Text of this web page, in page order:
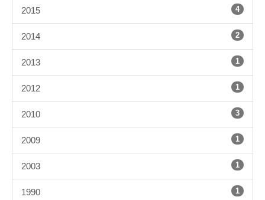
2015 4
2014 2
2013 1
2012 1
2010 3
2009 1
2003 1
1990 1